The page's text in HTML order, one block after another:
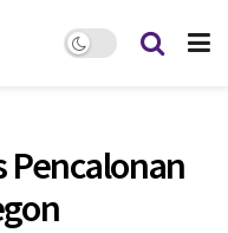
Pencalonan